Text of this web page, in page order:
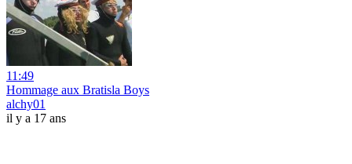
11:49
Hommage aux Bratisla Boys
alchy01
il y a 17 ans